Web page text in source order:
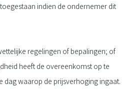
indien de ondernemer dit
regelingen of bepalingen; of
heeft de overeenkomst op te
dag waarop de prijsverhoging ingaat.